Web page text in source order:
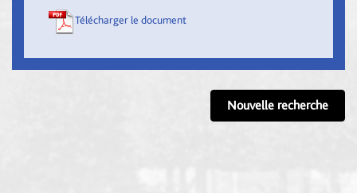
Télécharger le document
Nouvelle recherche